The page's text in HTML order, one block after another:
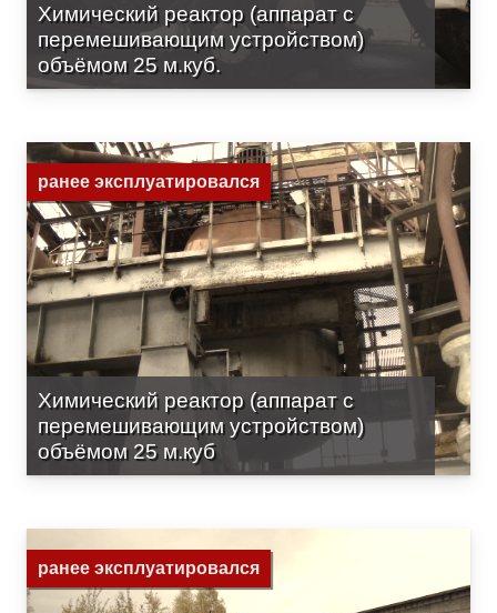
Химический реактор (аппарат с
перемешивающим устройством)
объёмом 25 м.куб.
ранее эксплуатировался
Химический реактор (аппарат с
перемешивающим устройством)
объёмом 25 м.куб
ранее эксплуатировался